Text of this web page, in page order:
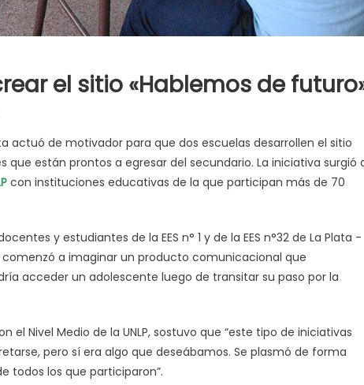
el sitio «Hablemos de
actuó de motivador para que dos escuelas desarrollen el sitio
que están prontos a egresar del secundario. La iniciativa surgió
con instituciones educativas de la que participan más de 70
y estudiantes de la EES n° 1 y de la EES n°32 de La Plata -
a imaginar un producto comunicacional que
acceder un adolescente luego de transitar su paso por la
el Nivel Medio de la UNLP, sostuvo que “este tipo de iniciativas
pero sí era algo que deseábamos. Se plasmó de forma
todos los que participaron”.